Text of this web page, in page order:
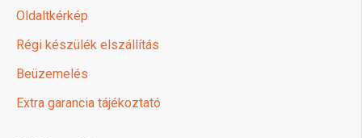
Oldaltkérkép
Régi készülék elszállítás
Beüzemelés
Extra garancia tájékoztató